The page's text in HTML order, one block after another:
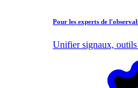
Pour les experts de
Unifier signaux, outils